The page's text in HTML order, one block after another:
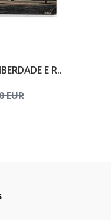
E R..
EUR